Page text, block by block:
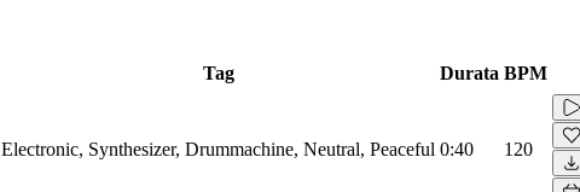
Tag Durata BPM
Electronic, Synthesizer, Drummachine, Neutral, Peaceful 0:40 120